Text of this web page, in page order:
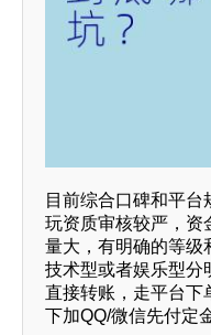
目前综合口碑和平
玩资质审核较严，资
量大，有明确的等级
技术型或者娱乐型分
直接转账，走平台下
下加QQ/微信先付定